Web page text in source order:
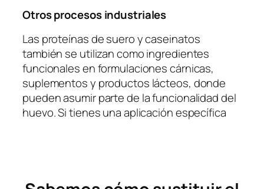
Otros procesos industriales
Las proteínas de suero y caseinatos
también se utilizan como ingredientes
funcionales en formulaciones cárnicas,
suplementos y productos lácteos, donde
pueden asumir parte de la funcionalidad del
huevo. Si tienes una aplicación específica